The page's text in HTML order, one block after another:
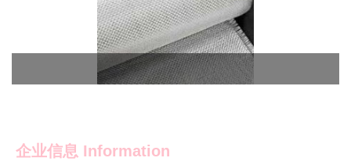
企业信息 Information